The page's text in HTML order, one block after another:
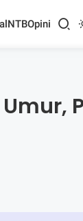
NTBOpini